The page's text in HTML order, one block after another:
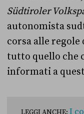
Südtiroler
autonomista
corsa alle
tutto quello che
informati a